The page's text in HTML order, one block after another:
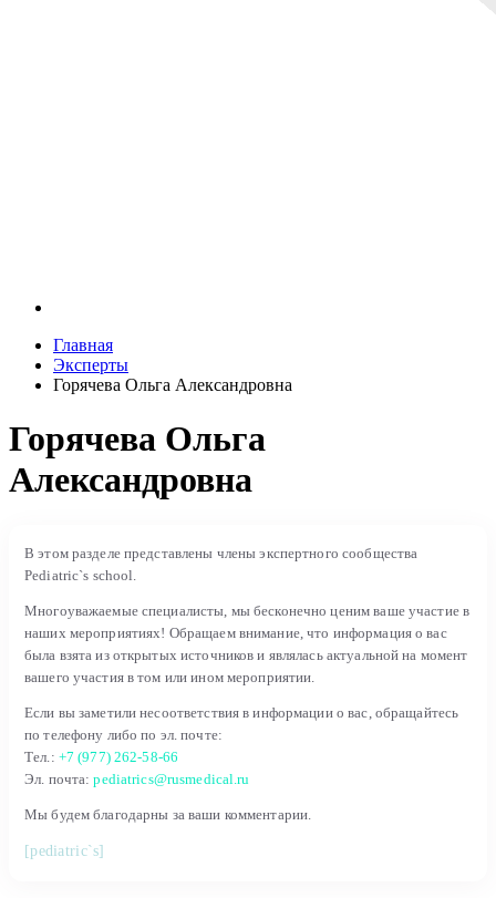
Главная
Эксперты
Горячева Ольга Александровна
Горячева Ольга
Александровна
В этом разделе представлены члены экспертного сообщества
Pediatric`s school.
Многоуважаемые специалисты, мы бесконечно ценим ваше участие в
наших мероприятиях! Обращаем внимание, что информация о вас
была взята из открытых источников и являлась актуальной на момент
вашего участия в том или ином мероприятии.
Если вы заметили несоответствия в информации о вас, обращайтесь
по телефону либо по эл. почте:
Тел.: +7 (977) 262-58-66
Эл. почта:pediatrics@rusmedical.ru
Мы будем благодарны за ваши комментарии.
[pediatric`s]